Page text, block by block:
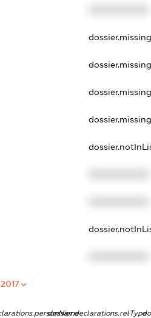
2017
dossier.declarations.relType